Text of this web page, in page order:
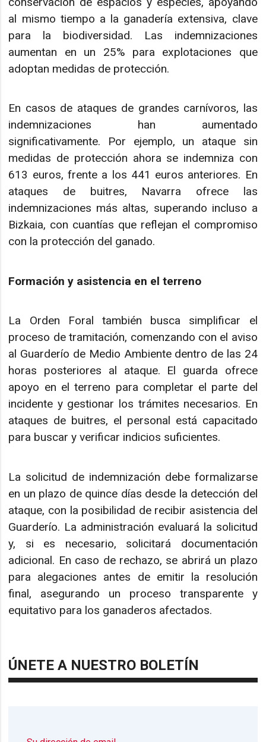
al mismo tiempo a la ganadería extensiva, clave
para la biodiversidad. Las indemnizaciones
aumentan en un 25% para explotaciones que
adoptan medidas de protección.
En casos de ataques de grandes carnívoros, las
indemnizaciones han aumentado
significativamente. Por ejemplo, un ataque sin
medidas de protección ahora se indemniza con
613 euros, frente a los 441 euros anteriores. En
ataques de buitres, Navarra ofrece las
indemnizaciones más altas, superando incluso a
Bizkaia, con cuantías que reflejan el compromiso
con la protección del ganado.
Formación y asistencia en el terreno
La Orden Foral también busca simplificar el
proceso de tramitación, comenzando con el aviso
al Guarderío de Medio Ambiente dentro de las 24
horas posteriores al ataque. El guarda ofrece
apoyo en el terreno para completar el parte del
incidente y gestionar los trámites necesarios. En
ataques de buitres, el personal está capacitado
para buscar y verificar indicios suficientes.
La solicitud de indemnización debe formalizarse
en un plazo de quince días desde la detección del
ataque, con la posibilidad de recibir asistencia del
Guarderío. La administración evaluará la solicitud
y, si es necesario, solicitará documentación
adicional. En caso de rechazo, se abrirá un plazo
para alegaciones antes de emitir la resolución
final, asegurando un proceso transparente y
equitativo para los ganaderos afectados.
ÚNETE A NUESTRO BOLETÍN